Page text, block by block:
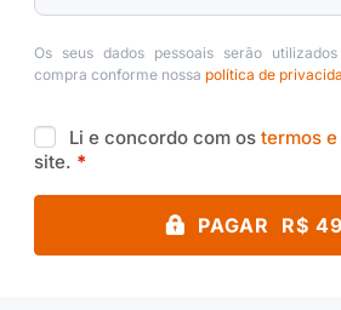
Os seus dados pessoais serão
compra conforme nossa política de
Li e concordo com os termos
site. *
PAGAR R$